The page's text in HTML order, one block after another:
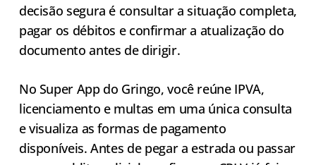
decisão segura é consultar a situação completa,
pagar os débitos e confirmar a atualização do
documento antes de dirigir.
No Super App do Gringo, você reúne IPVA,
licenciamento e multas em uma única consulta
e visualiza as formas de pagamento
disponíveis. Antes de pegar a estrada ou passar